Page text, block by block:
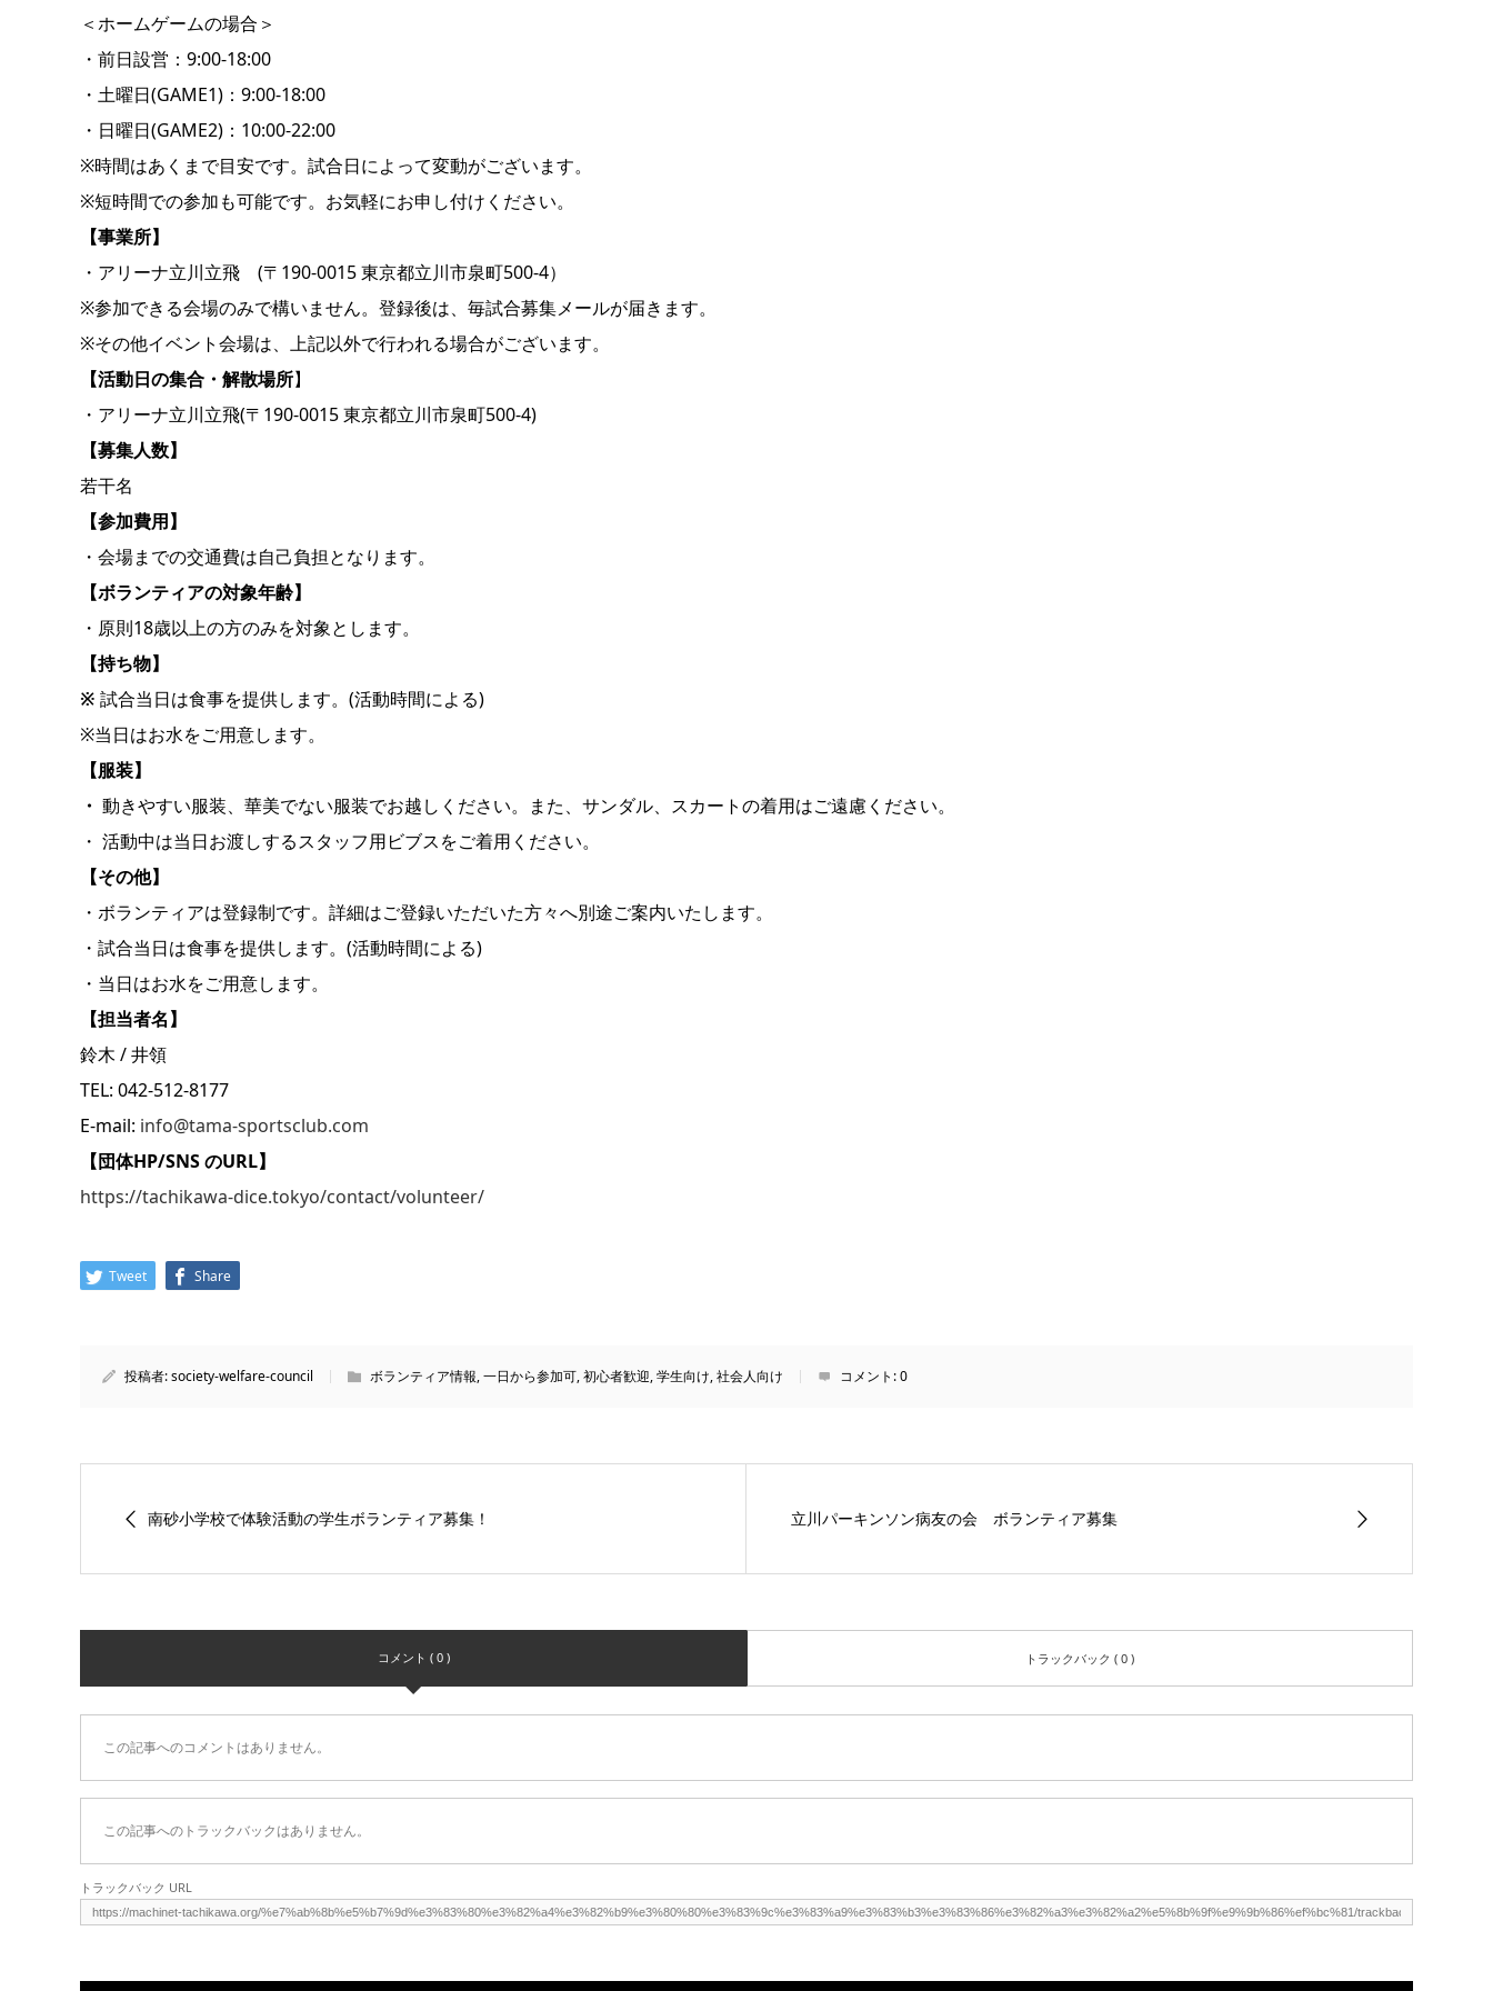
＜ホームゲームの場合＞
・前日設営：9:00-18:00
・土曜日(GAME1)：9:00-18:00
・日曜日(GAME2)：10:00-22:00
※時間はあくまで目安です。試合日によって変動がございます。
※短時間での参加も可能です。お気軽にお申し付けください。
【事業所】
・アリーナ立川立飛 (〒190-0015 東京都立川市泉町500-4）
※参加できる会場のみで構いません。登録後は、毎試合募集メールが届きます。
※その他イベント会場は、上記以外で行われる場合がございます。
【活動日の集合・解散場所】
・アリーナ立川立飛(〒190-0015 東京都立川市泉町500-4)
【募集人数】
若干名
【参加費用】
・会場までの交通費は自己負担となります。
【ボランティアの対象年齢】
・原則18歳以上の方のみを対象とします。
【持ち物】
※ 試合当日は食事を提供します。(活動時間による)
※当日はお水をご用意します。
【服装】
・ 動きやすい服装、華美でない服装でお越しください。また、サンダル、スカートの着用はご遠慮ください。
・ 活動中は当日お渡しするスタッフ用ビブスをご着用ください。
【その他】
・ボランティアは登録制です。詳細はご登録いただいた方々へ別途ご案内いたします。
・試合当日は食事を提供します。(活動時間による)
・当日はお水をご用意します。
【担当者名】
鈴木 / 井領
TEL: 042-512-8177
E-mail: info@tama-sportsclub.com
【団体HP/SNS のURL】
https://tachikawa-dice.tokyo/contact/volunteer/
Tweet Share
投稿者:society-welfare-council ボランティア情報,一日から参加可,初心者歓迎,学生向け,社会人向け コメント:0
南砂小学校で体験活動の学生ボランティア募集！ 立川パーキンソン病友の会 ボランティア募集
コメント ( 0 ) トラックバック ( 0 )
この記事へのコメントはありません。
この記事へのトラックバックはありません。
トラックバック URL